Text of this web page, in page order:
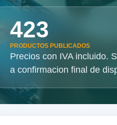
423
PRODUCTOS PUBLICADOS
Precios con IVA incluido.
a confirmacion final de